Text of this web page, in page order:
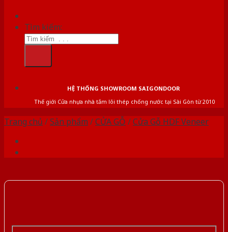
Tìm kiếm:
HỆ THỐNG SHOWROOM SAIGONDOOR
Thế giới Cửa nhựa nhà tắm lõi thép chống nước tại Sài Gòn từ 2010
Trang chủ /Sản phẩm /CỬA GỖ /Cửa Gỗ HDF Veneer